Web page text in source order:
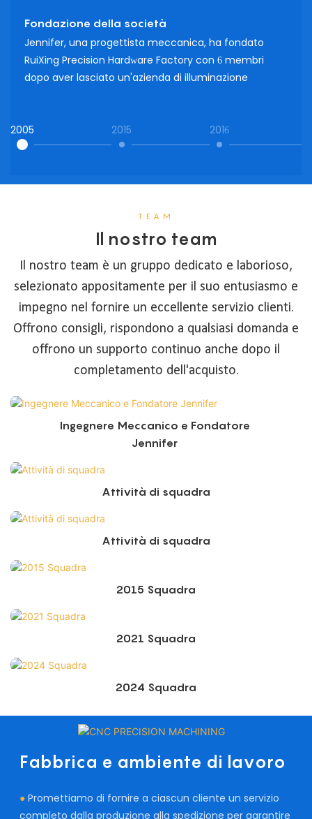
Fondazione della società
Jennifer, una progettista meccanica, ha fondato
RuiXing Precision Hardware Factory con 6 membri
dopo aver lasciato un'azienda di illuminazione
2005 2015 2016
TEAM
Il nostro team
Il nostro team è un gruppo dedicato e laborioso,
selezionato appositamente per il suo entusiasmo e
impegno nel fornire un eccellente servizio clienti.
Offrono consigli, rispondono a qualsiasi domanda e
offrono un supporto continuo anche dopo il
completamento dell'acquisto.
Ingegnere Meccanico e Fondatore
Jennifer
Attività di squadra
Attività di squadra
2015 Squadra
2021 Squadra
2024 Squadra
Fabbrica e ambiente di lavoro
●Promettiamo di fornire a ciascun cliente un servizio
completo dalla produzione alla spedizione per garantire